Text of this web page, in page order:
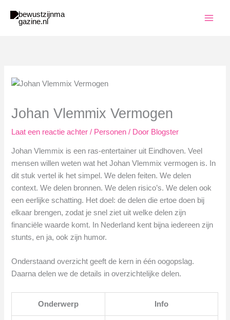
naar
Johan Vlemmix Vermogen
Laat een reactie achter / Personen / Door Blogster
Johan Vlemmix is een ras-entertainer uit Eindhoven. Veel
mensen willen weten wat het Johan Vlemmix vermogen is. In
dit stuk vertel ik het simpel. We delen feiten. We delen
context. We delen bronnen. We delen risico’s. We delen ook
een eerlijke schatting. Het doel: de delen die ertoe doen bij
elkaar brengen, zodat je snel ziet uit welke delen zijn
financiële waarde komt. In Nederland kent bijna iedereen zijn
stunts, en ja, ook zijn humor.
Onderstaand overzicht geeft de kern in één oogopslag.
Daarna delen we de details in overzichtelijke delen.
Onderwerp Info